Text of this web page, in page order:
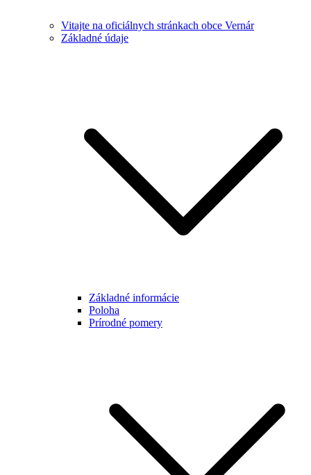
Vitajte na oficiálnych stránkach obce Vernár
Základné údaje
Základné informácie
Poloha
Prírodné pomery